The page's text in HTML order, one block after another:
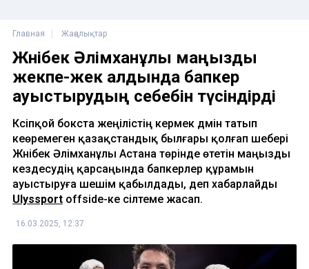
Главная Жаңалықтар
Жәнібек Әлімханұлы маңызды
жекпе-жек алдында бапкер
ауыстырудың себебін түсіндірді
Кәсіпқой бокста жеңілістің кермек дәмін татып
кеөремеген қазақстандық былғары қолғап шебері
Жәнібек Әлімханұлы Астана төрінде өтетін маңызды
кездесудің қарсаңында бапкерлер құрамын
ауыстыруға шешім қабылдады, деп хабарлайды
Ulyssport оffside-ке сілтеме жасап.
16.03.2025, 12:37